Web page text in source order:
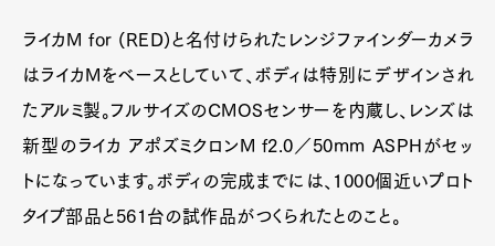
ライカM for (RED)と名付けられたレンジファインダーカメラ
はライカMをベースとしていて、ボディは特別にデザインされ
たアルミ製。フルサイズのCMOSセンサーを内蔵し、レンズは
新型のライカ アポズミクロンM f2.0／50mm ASPHがセッ
トになっています。ボディの完成までには、1000個近いプロト
タイプ部品と561台の試作品がつくられたとのこと。